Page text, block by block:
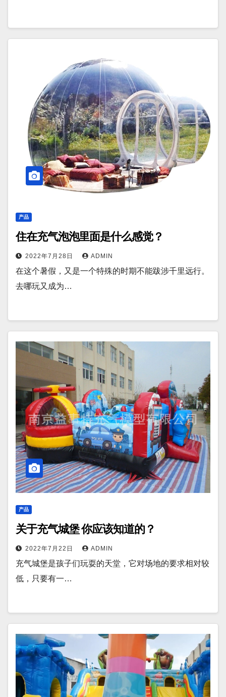
产品
住在充气泡泡里面是什么感觉？
2022年7月28日 ADMIN
在这个暑假，又是一个特殊的时期不能跋涉千里远行。
去哪玩又成为…
产品
关于充气城堡 你应该知道的？
2022年7月22日 ADMIN
充气城堡是孩子们玩耍的天堂，它对场地的要求相对较
低，只要有一…